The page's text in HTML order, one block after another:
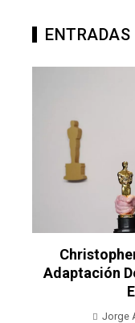
Adaptación
Jorge